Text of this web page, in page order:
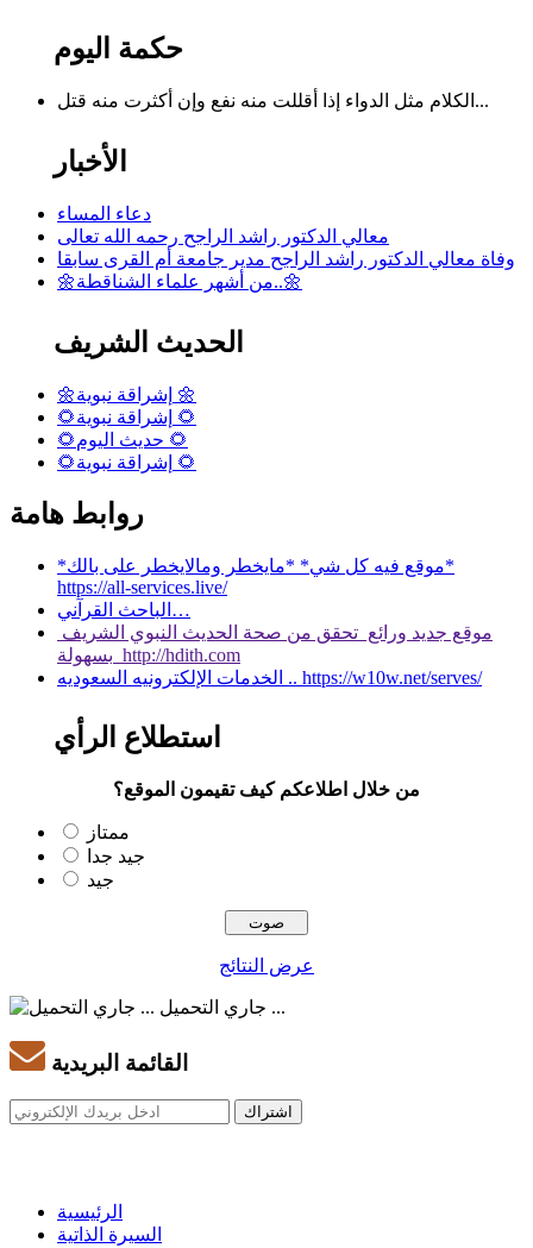
حكمة اليوم
الكلام مثل الدواء إذا أقللت منه نفع وإن أكثرت منه قتل...
الأخبار
دعاء المساء
معالي الدكتور راشد الراجح رحمه الله تعالى
وفاة معالي الدكتور راشد الراجح مدير جامعة أم القرى سابقا
🌼من أشهر علماء الشناقطة..🌼
الحديث الشريف
🌼إشراقة نبوية 🌼
🌻إشراقة نبوية 🌻
🌻حديث اليوم 🌻
🌻إشراقة نبوية 🌻
روابط هامة
*موقع فيه كل شي* *مايخطر ومالايخطر على بالك*
https://all-services.live/
الباحث القرآني…
موقع جديد ورائع تحقق من صحة الحديث النبوي الشريف
بسهولة http://hdith.com
الخدمات الإلكترونيه السعوديه .. https://w10w.net/serves/
استطلاع الرأي
من خلال اطلاعكم كيف تقيمون الموقع؟
ممتاز
جيد جدا
جيد
عرض النتائج
جاري التحميل ...
القائمة البريدية
الرئيسية
السيرة الذاتية